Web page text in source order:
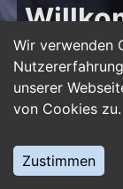
Wir verwenden
unserer
von Cookies zu.
Zustimmen
Portal
Du bist über
beruflichen
Jobwechsel?